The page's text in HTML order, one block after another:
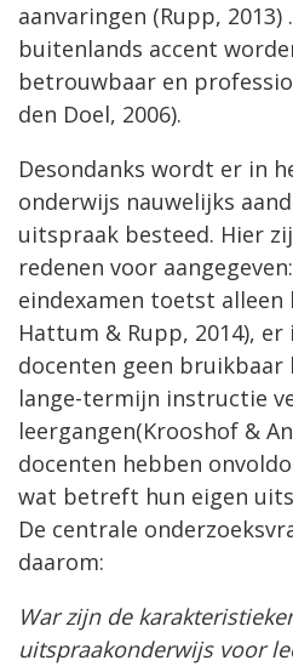
aanvaringen (Rupp,
buitenlands accent
betrouwbaar en
den Doel, 2006).
Desondanks wordt er in
onderwijs nauwelijks
uitspraak besteed. Hier
redenen voor
eindexamen toetst alleen
Hattum & Rupp, 2014), er
docenten geen bruikbaar
lange-termijn instructie
leergangen(Krooshof &
docenten hebben
wat betreft hun eigen
De centrale
daarom:
War zijn de
uitspraakonderwijs voor